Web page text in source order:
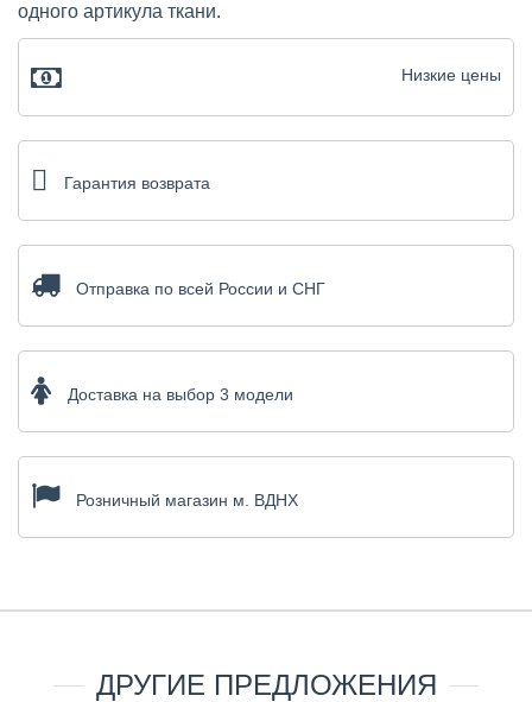
одного артикула ткани.
Низкие цены
Гарантия возврата
Отправка по всей России и СНГ
Доставка на выбор 3 модели
Розничный магазин м. ВДНХ
ДРУГИЕ ПРЕДЛОЖЕНИЯ